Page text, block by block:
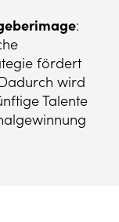
:
fördert
wird
Talente